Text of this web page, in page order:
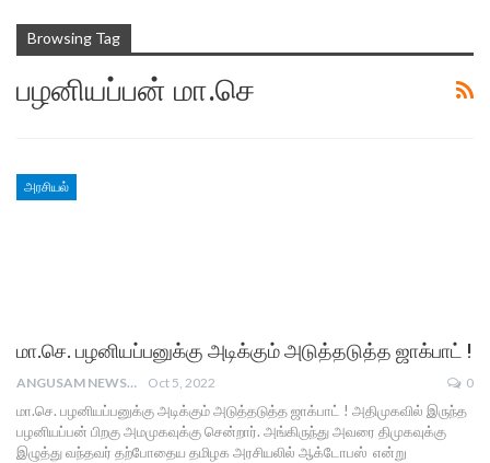
Browsing Tag
பழனியப்பன் மா.செ
அரசியல்
மா.செ. பழனியப்பனுக்கு அடிக்கும் அடுத்தடுத்த ஜாக்பாட் !
ANGUSAM NEWS Oct 5, 2022 0
மா.செ. பழனியப்பனுக்கு அடிக்கும் அடுத்தடுத்த ஜாக்பாட் ! அதிமுகவில் இருந்த
பழனியப்பன் பிறகு அமமுகவுக்கு சென்றார். அங்கிருந்து அவரை திமுகவுக்கு
இழுத்து வந்தவர் தற்போதைய தமிழக அரசியலில் ஆக்டோபஸ் என்று